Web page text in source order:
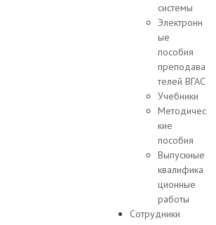
системы
Электронн
ые
пособия
преподава
телей ВГАС
Учебники
Методичес
кие
пособия
Выпускные
квалифика
ционные
работы
Сотрудники